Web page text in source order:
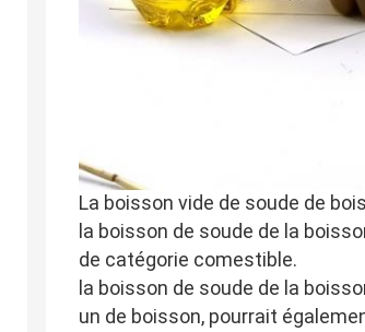
La boisson vide de soude de
la boisson de soude de la
de catégorie comestible.
la boisson de soude de la
un de boisson, pourrait